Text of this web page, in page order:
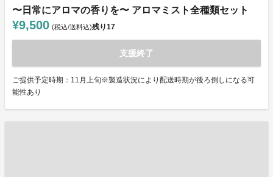
〜日常にアロマの香りを〜 アロマミスト全種類セット
¥9,500 (税込/送料込)残り17
支援終了
ご提供予定時期：11月上旬※製造状況により配送時期が後ろ倒しになる可
能性あり